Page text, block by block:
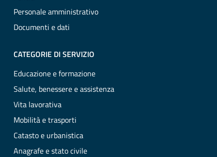
Personale amministrativo
Documenti e dati
CATEGORIE DI SERVIZIO
Educazione e formazione
Salute, benessere e assistenza
Vita lavorativa
Mobilità e trasporti
Catasto e urbanistica
Anagrafe e stato civile